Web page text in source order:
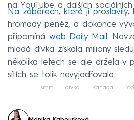
na YouTube a dalších sociálních
Na záběrech, které ji proslavily,
hromady peněz, a dokonce
připomíná web Daily Mail .
mladá dívka získala miliony
několika letech se ale držela v
sítích se tolik nevyjadřovala.
smrt dívka Kanada